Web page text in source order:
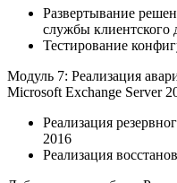
Развертывание
службы клиентского
Тестирование
Модуль 7: Реализация
Microsoft Exchange Server
Реализация
2016
Реализация